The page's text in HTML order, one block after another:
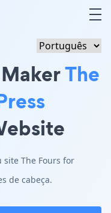
The
site The Fours for
de cabeça.